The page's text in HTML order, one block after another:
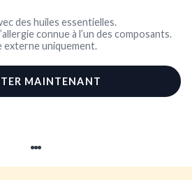
des huiles essentielles.
connue à l’un des composants.
externe uniquement.
MAINTENANT